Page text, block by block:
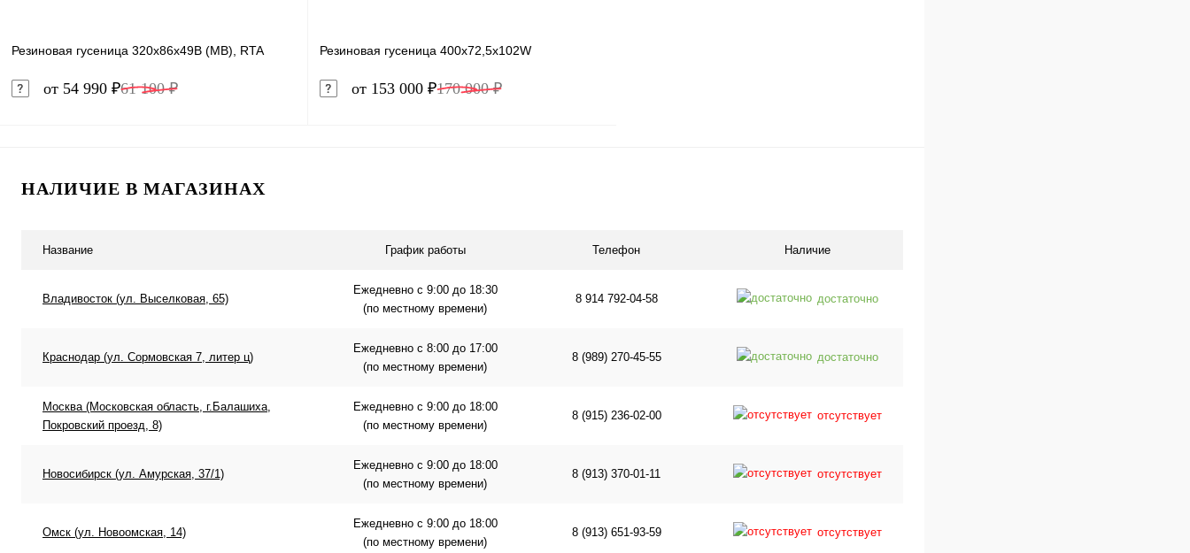
Резиновая гусеница 320x86x49B (MB), RTA
от 54 990 ₽61 100 ₽
Купить в 1 клик Сравнение
Резиновая гусеница 400x72,5x102W
от 153 000 ₽170 000 ₽
НАЛИЧИЕ В МАГАЗИНАХ
Название График работы Телефон Наличие
Владивосток (ул. Выселковая, 65)
Ежедневно с 9:00 до 18:30
(по местному времени)
8 914 792-04-58 достаточно
Краснодар (ул. Сормовская 7, литер ц)
Ежедневно с 8:00 до 17:00
(по местному времени)
8 (989) 270-45-55 достаточно
Москва (Московская область, г.Балашиха,
Покровский проезд, 8)
Ежедневно с 9:00 до 18:00
(по местному времени)
8 (915) 236-02-00 отсутствует
Новосибирск (ул. Амурская, 37/1)
Ежедневно с 9:00 до 18:00
(по местному времени)
8 (913) 370-01-11 отсутствует
Омск (ул. Новоомская, 14)
Ежедневно с 9:00 до 18:00
(по местному времени)
8 (913) 651-93-59 отсутствует